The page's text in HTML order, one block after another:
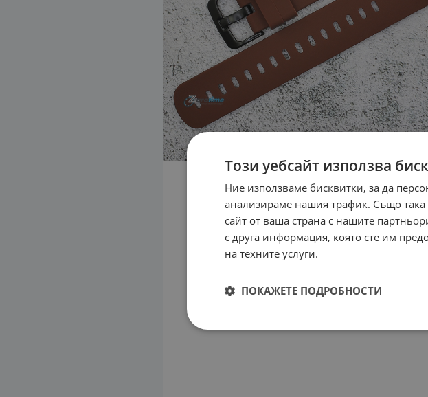
Този уебсайт използва
Ние използваме бисквитки, за да
анализираме нашия трафик. Също
сайт от ваша страна с нашите
с друга информация, която сте им
на техните услуги.
ПОКАЖЕТЕ ПОДРОБНОСТИ